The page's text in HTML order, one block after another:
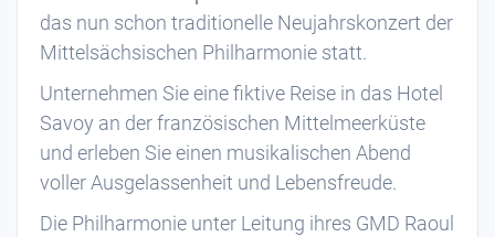
das nun schon traditionelle Neujahrskonzert der
Mittelsächsischen Philharmonie statt.
Unternehmen Sie eine fiktive Reise in das Hotel
Savoy an der französischen Mittelmeerküste
und erleben Sie einen musikalischen Abend
voller Ausgelassenheit und Lebensfreude.
Die Philharmonie unter Leitung ihres GMD Raoul